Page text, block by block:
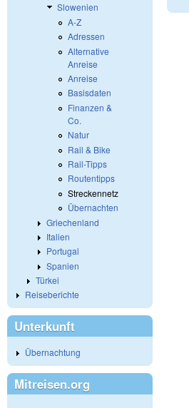
Slowenien
A-Z
Adressen
Alternative
Anreise
Anreise
Basisdaten
Finanzen &
Co.
Natur
Rail & Bike
Rail-Tipps
Routentipps
Streckennetz
Übernachten
Griechenland
Italien
Portugal
Spanien
Türkei
Reiseberichte
Unterkunft
Übernachtung
Mitreisen.org